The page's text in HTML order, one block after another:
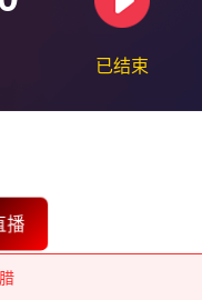
已结束
播